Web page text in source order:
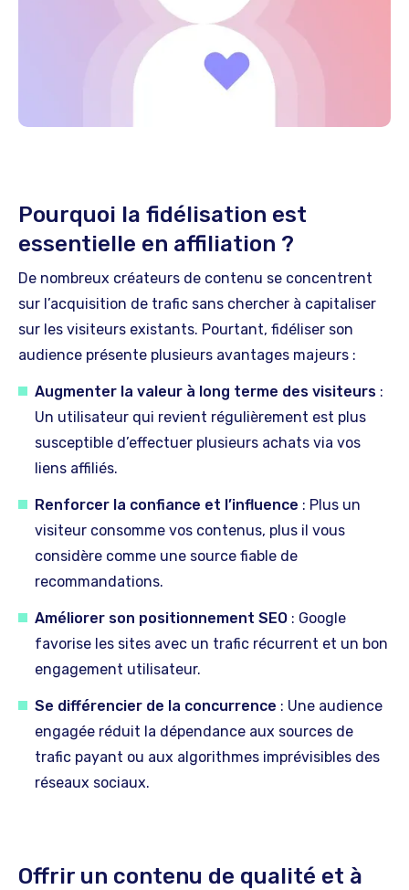
Pourquoi la fidélisation est
essentielle en affiliation ?
De nombreux créateurs de contenu se concentrent
sur l’acquisition de trafic sans chercher à capitaliser
sur les visiteurs existants. Pourtant, fidéliser son
audience présente plusieurs avantages majeurs :
Augmenter la valeur à long terme des visiteurs :
Un utilisateur qui revient régulièrement est plus
susceptible d’effectuer plusieurs achats via vos
liens affiliés.
Renforcer la confiance et l’influence : Plus un
visiteur consomme vos contenus, plus il vous
considère comme une source fiable de
recommandations.
Améliorer son positionnement SEO : Google
favorise les sites avec un trafic récurrent et un bon
engagement utilisateur.
Se différencier de la concurrence : Une audience
engagée réduit la dépendance aux sources de
trafic payant ou aux algorithmes imprévisibles des
réseaux sociaux.
Offrir un contenu de qualité et à